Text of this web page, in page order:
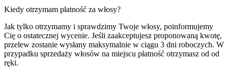
Kiedy otrzymam płatność za włosy?
Jak tylko otrzymamy i sprawdzimy Twoje włosy, poinformujemy
Cię o ostatecznej wycenie. Jeśli zaakceptujesz proponowaną kwotę,
przelew zostanie wysłany maksymalnie w ciągu 3 dni roboczych. W
przypadku sprzedaży włosów na miejscu płatność otrzymasz od od
ręki.